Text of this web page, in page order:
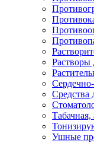
Растворы
Средства
Табачная,
Ушные